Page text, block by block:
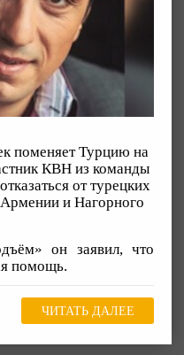
поменяет Турцию на
КВН из команды
от турецких
и Нагорного
он заявил, что
помощь.
ЧИТАТЬ ДАЛЕЕ